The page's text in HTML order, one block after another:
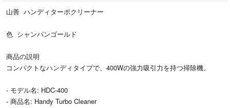
山善 ハンディターボクリーナー
色 シャンパンゴールド
商品の説明
コンパクトなハンディタイプで、400Wの強力吸引力を持つ掃除機。
- モデル名: HDC-400
- 商品名: Handy Turbo Cleaner